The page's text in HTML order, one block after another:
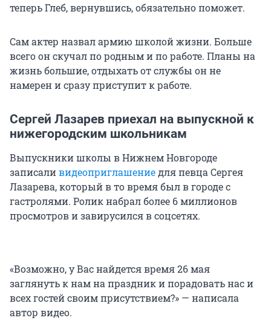
теперь Глеб, вернувшись, обязательно поможет.
Сам актер назвал армию школой жизни. Больше
всего он скучал по родным и по работе. Планы на
жизнь большие, отдыхать от службы он не
намерен и сразу приступит к работе.
Сергей Лазарев приехал на выпускной к
нижегородским школьникам
Выпускники школы в Нижнем Новгороде
записаливидеоприглашениедля певца Сергея
Лазарева, который в то время был в городе с
гастролями. Ролик набрал более 6 миллионов
просмотров и завирусился в соцсетях.
«Возможно, у Вас найдется время 26 мая
заглянуть к нам на праздник и порадовать нас и
всех гостей своим присутствием?» — написала
автор видео.